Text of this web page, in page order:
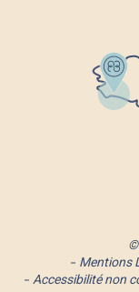
Mentions
Accessibilité non